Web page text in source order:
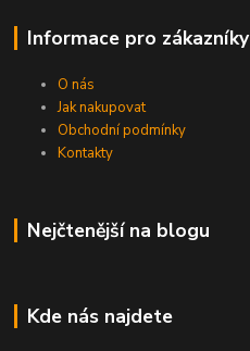
Informace pro zákazníky
O nás
Jak nakupovat
Obchodní podmínky
Kontakty
Nejčtenější na blogu
Kde nás najdete